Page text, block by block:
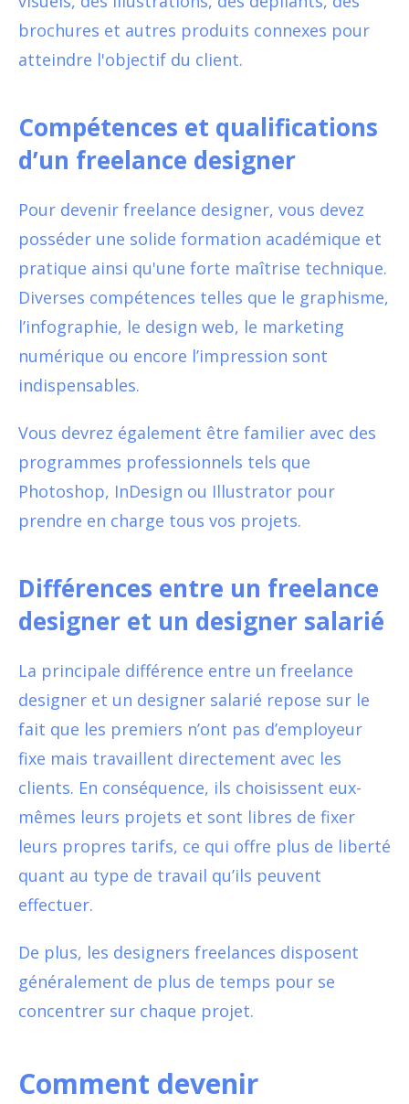
brochures et autres produits connexes pour
atteindre l'objectif du client.
Compétences et qualifications
d’un freelance designer
Pour devenir freelance designer, vous devez
posséder une solide formation académique et
pratique ainsi qu'une forte maîtrise technique.
Diverses compétences telles que le graphisme,
l’infographie, le design web, le marketing
numérique ou encore l’impression sont
indispensables.
Vous devrez également être familier avec des
programmes professionnels tels que
Photoshop, InDesign ou Illustrator pour
prendre en charge tous vos projets.
Différences entre un freelance
designer et un designer salarié
La principale différence entre un freelance
designer et un designer salarié repose sur le
fait que les premiers n’ont pas d’employeur
fixe mais travaillent directement avec les
clients. En conséquence, ils choisissent eux-
mêmes leurs projets et sont libres de fixer
leurs propres tarifs, ce qui offre plus de liberté
quant au type de travail qu’ils peuvent
effectuer.
De plus, les designers freelances disposent
généralement de plus de temps pour se
concentrer sur chaque projet.
Comment devenir